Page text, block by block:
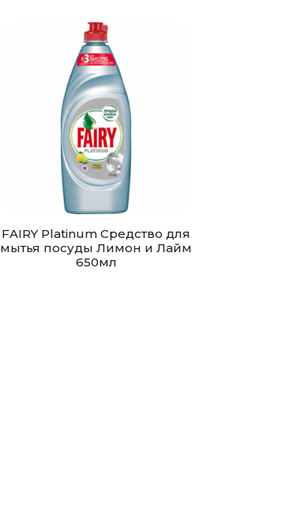
FAIRY Platinum Средство для
мытья посуды Лимон и Лайм
650мл